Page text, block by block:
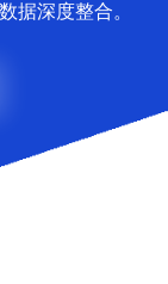
据深度整合。